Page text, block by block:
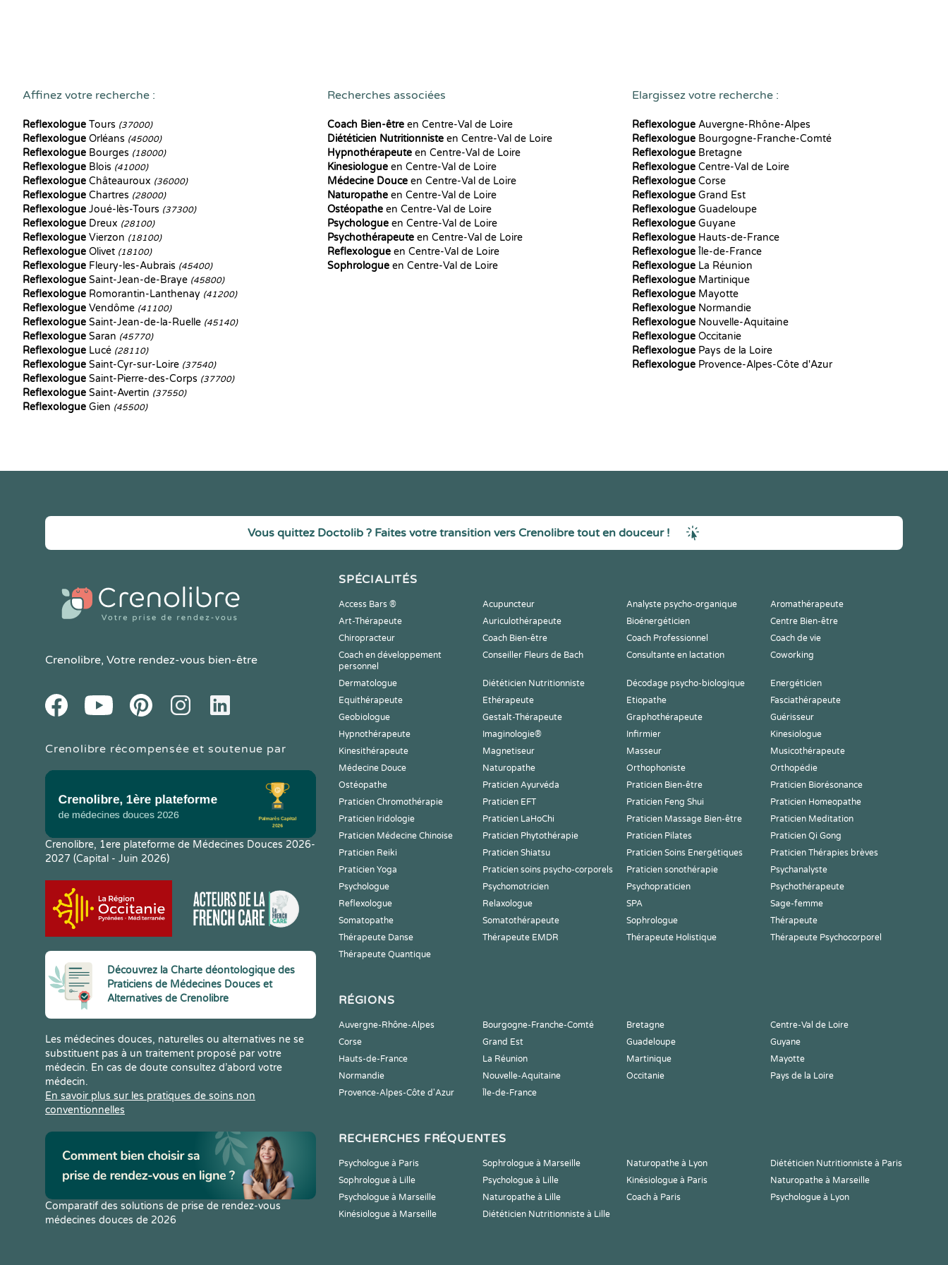
Affinez votre recherche :
Reflexologue Tours (37000)
Reflexologue Orléans (45000)
Reflexologue Bourges (18000)
Reflexologue Blois (41000)
Reflexologue Châteauroux (36000)
Reflexologue Chartres (28000)
Reflexologue Joué-lès-Tours (37300)
Reflexologue Dreux (28100)
Reflexologue Vierzon (18100)
Reflexologue Olivet (18100)
Reflexologue Fleury-les-Aubrais (45400)
Reflexologue Saint-Jean-de-Braye (45800)
Reflexologue Romorantin-Lanthenay (41200)
Reflexologue Vendôme (41100)
Reflexologue Saint-Jean-de-la-Ruelle (45140)
Reflexologue Saran (45770)
Reflexologue Lucé (28110)
Reflexologue Saint-Cyr-sur-Loire (37540)
Reflexologue Saint-Pierre-des-Corps (37700)
Reflexologue Saint-Avertin (37550)
Reflexologue Gien (45500)
Recherches associées
Coach Bien-être en Centre-Val de Loire
Diététicien Nutritionniste en Centre-Val de Loire
Hypnothérapeute en Centre-Val de Loire
Kinesiologue en Centre-Val de Loire
Médecine Douce en Centre-Val de Loire
Naturopathe en Centre-Val de Loire
Ostéopathe en Centre-Val de Loire
Psychologue en Centre-Val de Loire
Psychothérapeute en Centre-Val de Loire
Reflexologue en Centre-Val de Loire
Sophrologue en Centre-Val de Loire
Elargissez votre recherche :
Reflexologue Auvergne-Rhône-Alpes
Reflexologue Bourgogne-Franche-Comté
Reflexologue Bretagne
Reflexologue Centre-Val de Loire
Reflexologue Corse
Reflexologue Grand Est
Reflexologue Guadeloupe
Reflexologue Guyane
Reflexologue Hauts-de-France
Reflexologue Île-de-France
Reflexologue La Réunion
Reflexologue Martinique
Reflexologue Mayotte
Reflexologue Normandie
Reflexologue Nouvelle-Aquitaine
Reflexologue Occitanie
Reflexologue Pays de la Loire
Reflexologue Provence-Alpes-Côte d'Azur
Vous quittez Doctolib ? Faites votre transition vers Crenolibre tout en douceur !
Crenolibre, Votre rendez-vous bien-être
FacebookYoutube PinteresetInstagramLinkedIn
Crenolibre récompensée et soutenue par
Crenolibre, 1ere plateforme de Médecines Douces 2026-
2027 (Capital - Juin 2026)
Découvrez la Charte déontologique des
Praticiens de Médecines Douces et
Alternatives de Crenolibre
Les médecines douces, naturelles ou alternatives ne se
substituent pas à un traitement proposé par votre
médecin. En cas de doute consultez d’abord votre
médecin.
En savoir plus sur les pratiques de soins non
conventionnelles
Comparatif des solutions de prise de rendez-vous
médecines douces de 2026
SPÉCIALITÉS
Access Bars ® Acupuncteur Analyste psycho-organique
Aromathérapeute
Art-Thérapeute
Auriculothérapeute Bioénergéticien
Centre Bien-être
Chiropracteur
Coach Bien-être Coach Professionnel
Coach de vie
Coach en développement
personnel
Conseiller Fleurs de Bach Consultante en lactation Coworking
Dermatologue Diététicien Nutritionniste Décodage psycho-biologique
Energéticien
Equithérapeute
Ethérapeute Etiopathe
Fasciathérapeute
Geobiologue
Gestalt-Thérapeute Graphothérapeute
Guérisseur
Hypnothérapeute
Imaginologie® Infirmier
Kinesiologue
Kinesithérapeute
Magnetiseur Masseur
Musicothérapeute
Médecine Douce
Naturopathe Orthophoniste
Orthopédie
Ostéopathe
Praticien Ayurvéda Praticien Bien-être
Praticien Biorésonance
Praticien Chromothérapie
Praticien EFT Praticien Feng Shui
Praticien Homeopathe
Praticien Iridologie
Praticien LaHoChi Praticien Massage Bien-être
Praticien Meditation
Praticien Médecine Chinoise
Praticien Phytothérapie Praticien Pilates
Praticien Qi Gong
Praticien Reiki
Praticien Shiatsu Praticien Soins Energétiques
Praticien Thérapies brèves
Praticien Yoga
Praticien soins psycho-corporels Praticien sonothérapie
Psychanalyste
Psychologue
Psychomotricien Psychopraticien
Psychothérapeute
Reflexologue
Relaxologue SPA
Sage-femme
Somatopathe
Somatothérapeute Sophrologue
Thérapeute
Thérapeute Danse
Thérapeute EMDR Thérapeute Holistique
Thérapeute Psychocorporel
Thérapeute Quantique
RÉGIONS
Auvergne-Rhône-Alpes Bourgogne-Franche-Comté Bretagne
Centre-Val de Loire
Corse
Grand Est Guadeloupe
Guyane
Hauts-de-France
La Réunion Martinique
Mayotte
Normandie
Nouvelle-Aquitaine Occitanie
Pays de la Loire
Provence-Alpes-Côte d'Azur
Île-de-France
RECHERCHES FRÉQUENTES
Psychologue à Paris Sophrologue à Marseille Naturopathe à Lyon
Diététicien Nutritionniste à Paris
Sophrologue à Lille
Psychologue à Lille Kinésiologue à Paris
Naturopathe à Marseille
Psychologue à Marseille
Naturopathe à Lille Coach à Paris
Psychologue à Lyon
Kinésiologue à Marseille
Diététicien Nutritionniste à Lille